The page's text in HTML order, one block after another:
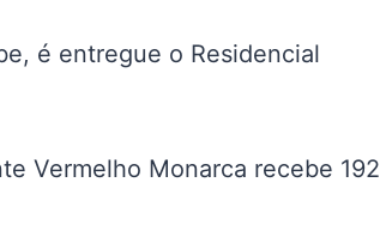
é entregue o Residencial
Vermelho Monarca recebe 192